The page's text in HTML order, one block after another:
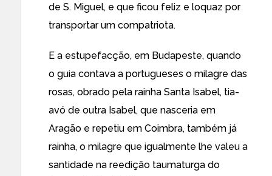
de S. Miguel, e que ficou feliz e loquaz por
transportar um compatriota.
E a estupefacção, em Budapeste, quando
o guia contava a portugueses o milagre das
rosas, obrado pela rainha Santa Isabel, tia-
avó de outra Isabel, que nasceria em
Aragão e repetiu em Coimbra, também já
rainha, o milagre que igualmente lhe valeu a
santidade na reedição taumaturga do